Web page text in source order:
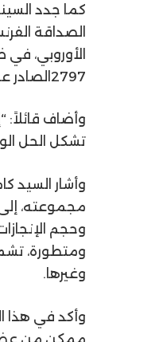
كما جدد
الصداقة
الأوروبي، في
2797 الصادر
وأضاف قائلاً:
تشكل الحل
وأشار السيد
مجموعته، إلى
وحجم
ومتطورة،
وغيرها .
وأكد في هذا
ممكن من